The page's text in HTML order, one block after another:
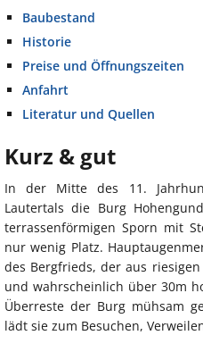
Baubestand
Historie
Preise und Öffnungszeiten
Anfahrt
Literatur und Quellen
Kurz & gut
In der Mitte des 11.
Lautertals die Burg
terrassenförmigen Sporn mit
nur wenig Platz.
des Bergfrieds, der aus
und wahrscheinlich über 30m
Überreste der Burg mühsam
lädt sie zum Besuchen,